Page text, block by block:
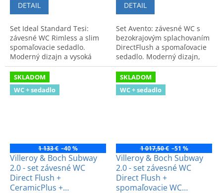
DETAIL
Set Ideal Standard Tesi:
závesné WC Rimless a slim
spomaľovacie sedadlo.
Moderný dizajn a vysoká
hygiena pre vašu kúpeľňu.
Kód setu: T355101.
DETAIL
Set Avento: závesné WC s
bezokrajovým splachovaním
DirectFlush a spomaľovacie
sedadlo. Moderný dizajn,
rozmery 53x37 cm. Kód setu:
5656RS01.
SKLADOM
WC + sedadlo
1 133 € –40 %
Villeroy & Boch Subway
2.0 - set závesné WC
Direct Flush +
CeramicPlus +
SKLADOM
WC + sedadlo
1 017,50 € –51 %
Villeroy & Boch Subway
2.0 - set závesné WC
Direct Flush +
spomaľovacie WC